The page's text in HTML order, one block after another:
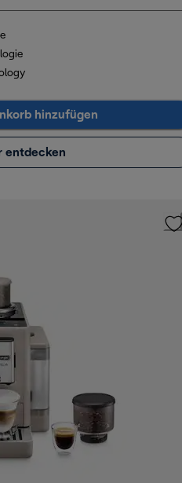
hinzufügen
entdecken